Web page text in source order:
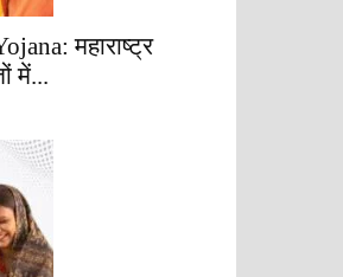
महाराष्ट्र
में...